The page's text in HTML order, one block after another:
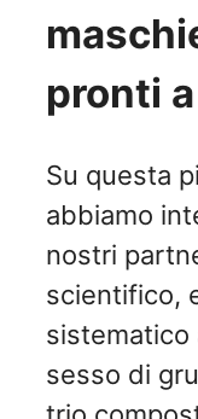
pronti
Su questa
abbiamo
nostri
scientifico,
sistematico
sesso di